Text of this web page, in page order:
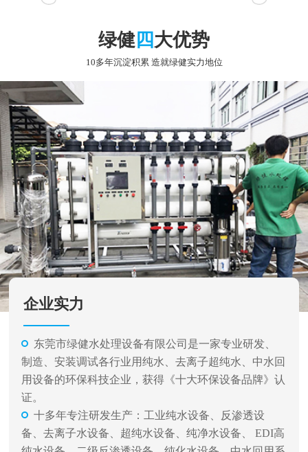
绿健 四大优势
10多年沉淀积累 造就绿健实力地位
企业实力
东莞市绿健水处理设备有限公司是一家专业研发、
制造、安装调试各行业用纯水、去离子超纯水、中水回
用设备的环保科技企业，获得《十大环保设备品牌》认
证。
十多年专注研发生产：工业纯水设备、反渗透设
备、去离子水设备、超纯水设备、纯净水设备、 EDI高